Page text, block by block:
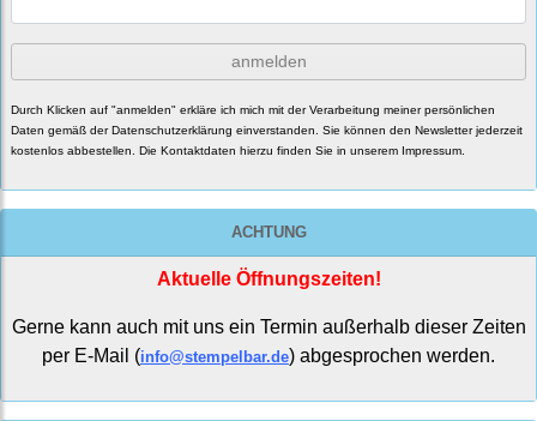
anmelden
Durch Klicken auf "anmelden" erkläre ich mich mit der Verarbeitung meiner persönlichen
Daten gemäß der Datenschutzerklärung einverstanden. Sie können den Newsletter jederzeit
kostenlos abbestellen. Die Kontaktdaten hierzu finden Sie in unserem Impressum.
ACHTUNG
Aktuelle Öffnungszeiten!
Gerne kann auch mit uns ein Termin außerhalb dieser Zeiten
per E-Mail (info@stempelbar.de) abgesprochen werden.